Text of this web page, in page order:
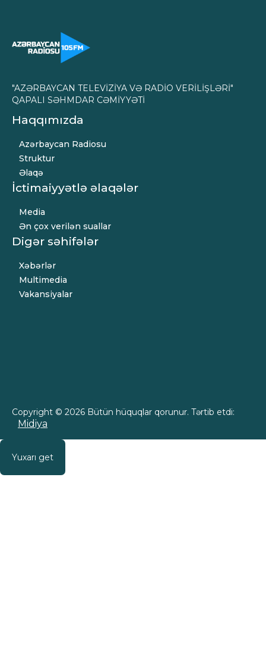
"AZƏRBAYCAN TELEVİZİYA VƏ RADİO VERİLİŞLƏRİ"
QAPALI SƏHMDAR CƏMİYYƏTİ
Haqqımızda
Azərbaycan Radiosu
Struktur
Əlaqə
İctimaiyyətlə əlaqələr
Media
Ən çox verilən suallar
Digər səhifələr
Xəbərlər
Multimedia
Vakansiyalar
Copyright © 2026 Bütün hüquqlar qorunur. Tərtib etdi:
Midiya
Yuxarı get